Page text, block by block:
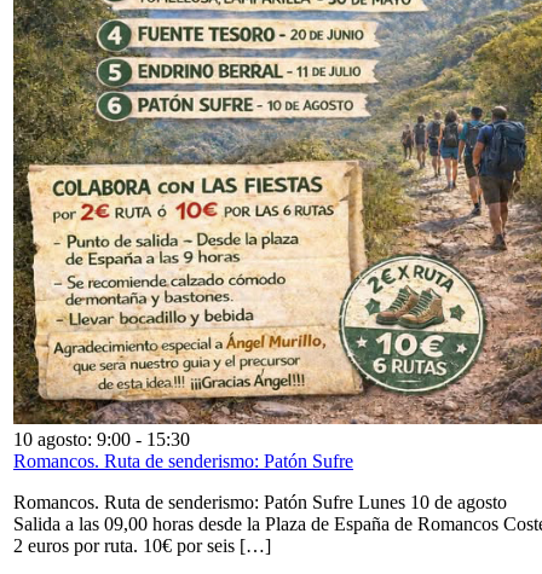
10 agosto: 9:00 - 15:30
Romancos. Ruta de senderismo: Patón Sufre
Romancos. Ruta de senderismo: Patón Sufre Lunes 10 de agosto
Salida a las 09,00 horas desde la Plaza de España de Romancos
2 euros por ruta. 10€ por seis […]